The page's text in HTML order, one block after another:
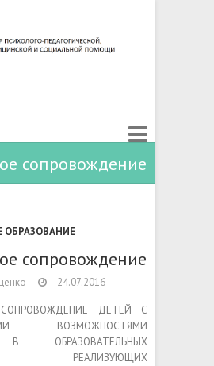
сопровождение
сопровождение
24.07.2016
ДЕТЕЙ С
ВОЗМОЖНОСТЯМИ
ОБРАЗОВАТЕЛЬНЫХ
РЕАЛИЗУЮЩИХ